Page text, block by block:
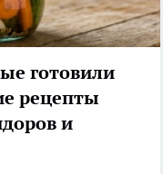
готовили
рецепты
и